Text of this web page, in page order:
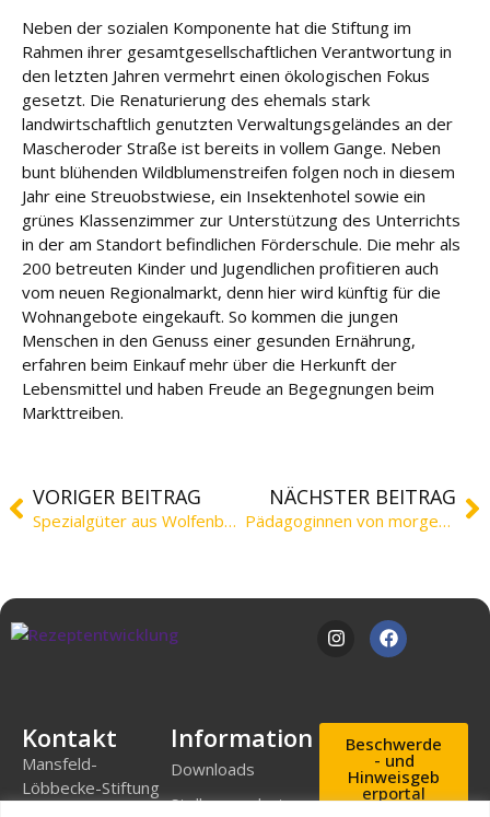
Neben der sozialen Komponente hat die Stiftung im
Rahmen ihrer gesamtgesellschaftlichen Verantwortung in
den letzten Jahren vermehrt einen ökologischen Fokus
gesetzt. Die Renaturierung des ehemals stark
landwirtschaftlich genutzten Verwaltungsgeländes an der
Mascheroder Straße ist bereits in vollem Gange. Neben
bunt blühenden Wildblumenstreifen folgen noch in diesem
Jahr eine Streuobstwiese, ein Insektenhotel sowie ein
grünes Klassenzimmer zur Unterstützung des Unterrichts
in der am Standort befindlichen Förderschule. Die mehr als
200 betreuten Kinder und Jugendlichen profitieren auch
vom neuen Regionalmarkt, denn hier wird künftig für die
Wohnangebote eingekauft. So kommen die jungen
Menschen in den Genuss einer gesunden Ernährung,
erfahren beim Einkauf mehr über die Herkunft der
Lebensmittel und haben Freude an Begegnungen beim
Markttreiben.
VORIGER BEITRAG
Spezialgüter aus Wolfenbüttel für die Ukraine
NÄCHSTER BEITRAG
Pädagoginnen von morgen in der MLS
Kontakt
Mansfeld-
Löbbecke-Stiftung
Information
Downloads
Stellenangebote
Beschwerde
- und
Hinweisgeb
erportal